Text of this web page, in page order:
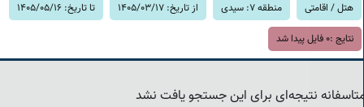
هتل / اقامتی منطقه 7: سیدی از تاریخ: 1405/03/17 تا تاریخ: 1405/05/16
نتایج :0 فایل پیدا شد
نتیجه‌ای برای این جستجو یافت نشد